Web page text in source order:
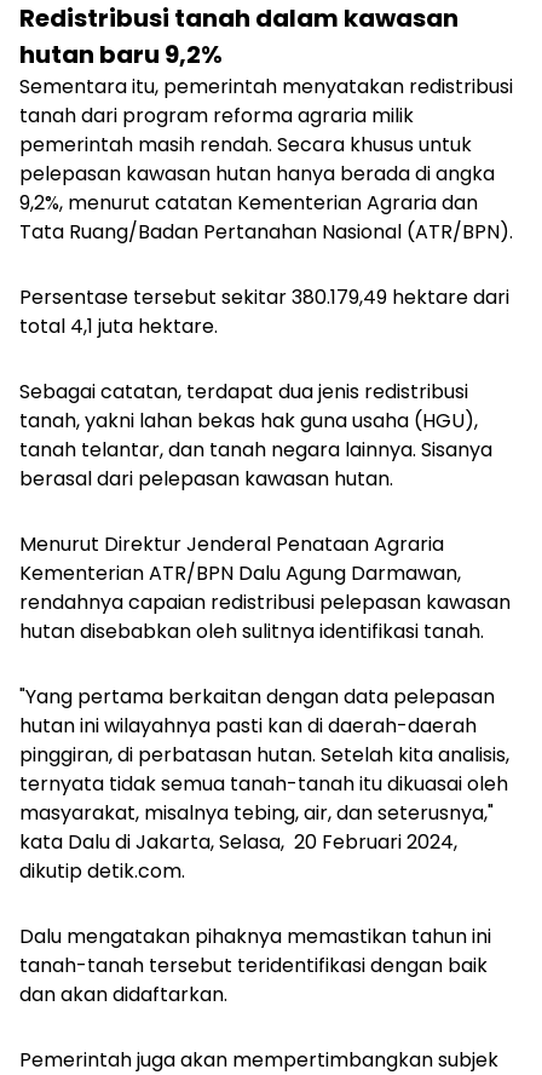
Redistribusi tanah dalam kawasan
hutan baru 9,2%
Sementara itu, pemerintah menyatakan redistribusi
tanah dari program reforma agraria milik
pemerintah masih rendah. Secara khusus untuk
pelepasan kawasan hutan hanya berada di angka
9,2%, menurut catatan Kementerian Agraria dan
Tata Ruang/Badan Pertanahan Nasional (ATR/BPN).
Persentase tersebut sekitar 380.179,49 hektare dari
total 4,1 juta hektare.
Sebagai catatan, terdapat dua jenis redistribusi
tanah, yakni lahan bekas hak guna usaha (HGU),
tanah telantar, dan tanah negara lainnya. Sisanya
berasal dari pelepasan kawasan hutan.
Menurut Direktur Jenderal Penataan Agraria
Kementerian ATR/BPN Dalu Agung Darmawan,
rendahnya capaian redistribusi pelepasan kawasan
hutan disebabkan oleh sulitnya identifikasi tanah.
"Yang pertama berkaitan dengan data pelepasan
hutan ini wilayahnya pasti kan di daerah-daerah
pinggiran, di perbatasan hutan. Setelah kita analisis,
ternyata tidak semua tanah-tanah itu dikuasai oleh
masyarakat, misalnya tebing, air, dan seterusnya,"
kata Dalu di Jakarta, Selasa, 20 Februari 2024,
dikutipdetik.com.
Dalu mengatakan pihaknya memastikan tahun ini
tanah-tanah tersebut teridentifikasi dengan baik
dan akan didaftarkan.
Pemerintah juga akan mempertimbangkan subjek